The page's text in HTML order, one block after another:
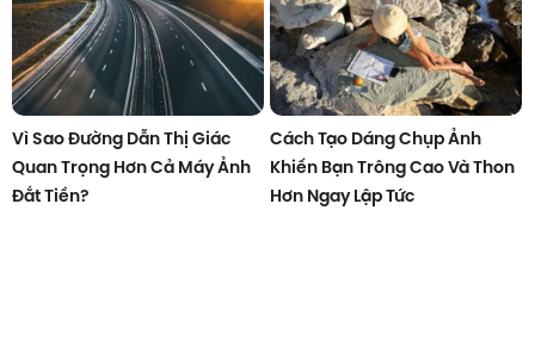
Vì Sao Đường Dẫn Thị Giác
Quan Trọng Hơn Cả Máy Ảnh
Đắt Tiền?
Cách Tạo Dáng Chụp Ảnh
Khiến Bạn Trông Cao Và Thon
Hơn Ngay Lập Tức